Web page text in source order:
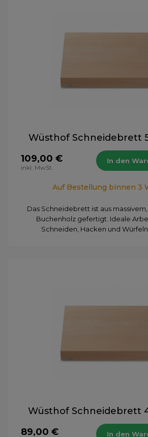
Wüsthof Schneidebrett
109,00 €
inkl. MwSt.
In den
Auf Bestellung binnen 3
Das Schneidebrett ist aus
Buchenholz gefertigt. Ideale
Schneiden, Hacken und Würfeln
Wüsthof Schneidebrett
89,00 €
In den